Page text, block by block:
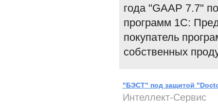
года "GAAP 7.7"
программ 1С:
покупатель
собственных
"БЭСТ" под защитой
Интеллект-Сервис